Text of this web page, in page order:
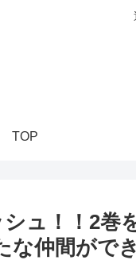
TOP
ュ！！2巻
な仲間がで